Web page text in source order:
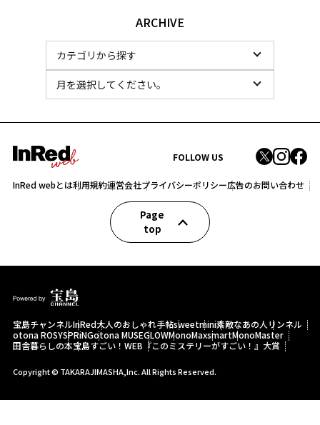
ARCHIVE
FOLLOW US
InRed webとは利用規約運営会社プライバシーポリシー広告のお問い合わせ
Page
top
宝島チャンネルInRed大人のおしゃれ手帖sweetmini素敵なあの人 リンネル
otona ROSYSPRiNGotona MUSEGLOWMonoMaxsmartMonoMaster
田舎暮らしの本宝島すごい！WEB 『このミステリーがすごい！』大賞
Copyright © TAKARAJIMASHA,Inc. All Rights Reserved.